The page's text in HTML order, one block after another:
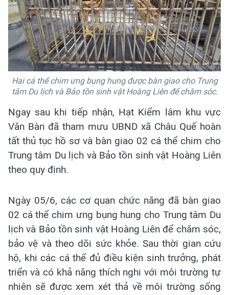
Hai cá thể chim ưng bụng hung được bàn giao cho Trung
tâm Du lịch và Bảo tồn sinh vật Hoàng Liên để chăm sóc.
Ngay sau khi tiếp nhận, Hạt Kiểm lâm khu vực
Văn Bàn đã tham mưu UBND xã Châu Quế hoàn
tất thủ tục hồ sơ và bàn giao 02 cá thể chim cho
Trung tâm Du lịch và Bảo tồn sinh vật Hoàng Liên
theo quy định.
Ngày 05/6, các cơ quan chức năng đã bàn giao
02 cá thể chim ưng bụng hung cho Trung tâm Du
lịch và Bảo tồn sinh vật Hoàng Liên để chăm sóc,
bảo vệ và theo dõi sức khỏe. Sau thời gian cứu
hộ, khi các cá thể đủ điều kiện sinh trưởng, phát
triển và có khả năng thích nghi với môi trường tự
nhiên sẽ được xem xét thả về môi trường sống